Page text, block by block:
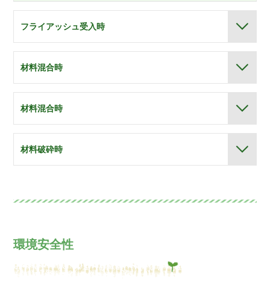
フライアッシュ受入時
材料混合時
材料混合時
材料破砕時
環境安全性